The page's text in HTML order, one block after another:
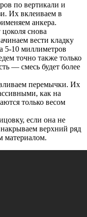
по вертикали и
Их вклеиваем в
анкера.
снова
вести кладку
5-10 миллиметров
точно также только
— смесь будет более
перемычки. Их
как на
только весом
если она не
верхний ряд
материалом.